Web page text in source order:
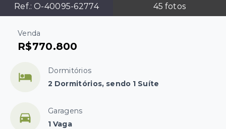
Ref.:O-40095-62774 45 fotos
Venda
R$770.800
Dormitórios
2 Dormitórios, sendo 1 Suíte
Garagens
1 Vaga